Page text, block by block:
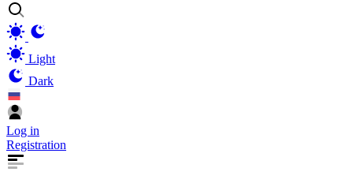
Light
Dark
Log in
Registration